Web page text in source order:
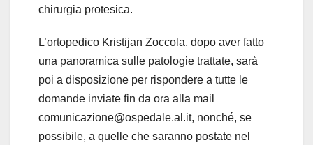
chirurgia protesica.
L’ortopedico Kristijan Zoccola, dopo aver fatto
una panoramica sulle patologie trattate, sarà
poi a disposizione per rispondere a tutte le
domande inviate fin da ora alla mail
comunicazione@ospedale.al.it, nonché, se
possibile, a quelle che saranno postate nel